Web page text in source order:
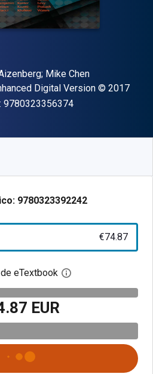
Mike Chen
Digital Version Copyright
© 2017
9780323356374"ISBN-13
9780323392242
€74.87
eTextbook Abre el cuadro de
EUR